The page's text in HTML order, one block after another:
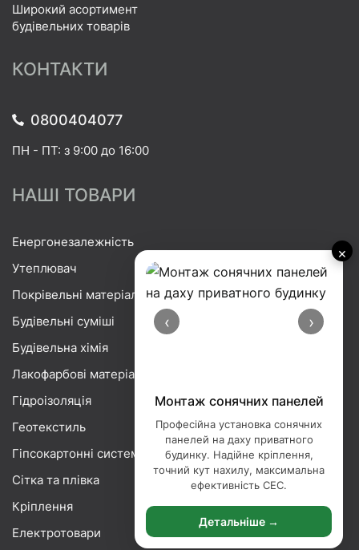
×
‹ ›
Монтаж сонячних панелей
Професійна установка сонячних
панелей на даху приватного
будинку. Надійне кріплення,
точний кут нахилу, максимальна
ефективність СЕС.
Детальніше →
Широкий асортимент
будівельних товарів
КОНТАКТИ
0800404077
ПН - ПТ: з 9:00 до 16:00
НАШІ ТОВАРИ
Енергонезалежність
Утеплювач
Покрівельні матеріали
Будівельні суміші
Будівельна хімія
Лакофарбові матеріали
Гідроізоляція
Геотекстиль
Гіпсокартонні системи
Сітка та плівка
Кріплення
Електротовари